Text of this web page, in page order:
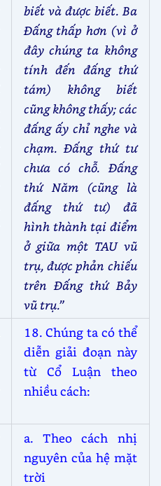
biết và được biết. Ba
Đấng thấp hơn (vì ở
đây chúng ta không
tính đến đấng thứ
tám) không biết
cũng không thấy; các
đấng ấy chỉ nghe và
chạm. Đấng thứ tư
chưa có chỗ. Đấng
thứ Năm (cũng là
đấng thứ tư) đã
hình thành tại điểm
ở giữa một TAU vũ
trụ, được phản chiếu
trên Đấng thứ Bảy
vũ trụ.”
18. Chúng ta có thể
diễn giải đoạn này
từ Cổ Luận theo
nhiều cách:
a. Theo cách nhị
nguyên của hệ mặt
trời